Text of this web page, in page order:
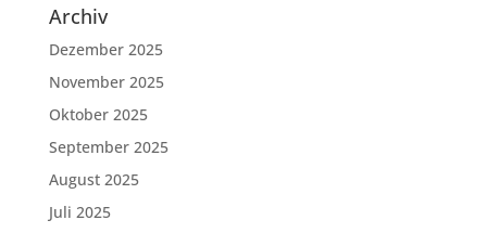
Archiv
Dezember 2025
November 2025
Oktober 2025
September 2025
August 2025
Juli 2025